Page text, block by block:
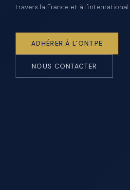
travers la France et à l'international.
ADHÉRER À L'ONTPE
NOUS CONTACTER